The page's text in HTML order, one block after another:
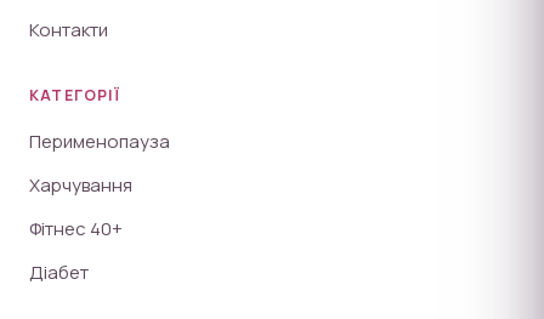
Контакти
КАТЕГОРІЇ
Перименопауза
Харчування
Фітнес 40+
Діабет